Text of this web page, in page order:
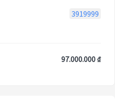
3919999
97.000.000 ₫